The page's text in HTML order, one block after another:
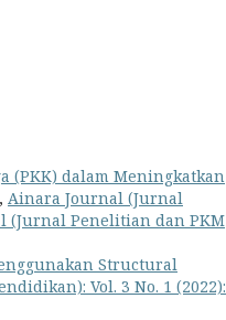
(PKK) dalam Meningkatkan
, Ainara Journal (Jurnal
(Jurnal Penelitian dan PKM
Structural
Vol. 3 No. 1 (2022):